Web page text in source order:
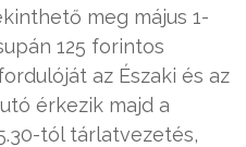
meg május 1-
125 forintos
az Északi és az
érkezik majd a
tól tárlatvezetés,